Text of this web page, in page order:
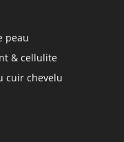
peau
& cellulite
cuir chevelu